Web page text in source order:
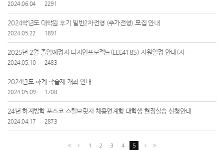
2024.06.04 2291
2024학년도 대학원 후기 일반2차전형 (추가전형) 모집 안내
2024.05.22 1891
2025년 2월 졸업예정자 디자인프로젝트(EEE4185) 지원일정 안내(지원자모임 및 1차 배정결과공지)
2024.05.10 2483
2024년도 하계 학술제 개최 안내
2024.05.09 1708
24년 하계방학 포스코 스틸브릿지 채용연계형 대학생 현장실습 신청안내
2024.04.17 2873
1 2 3 4 5